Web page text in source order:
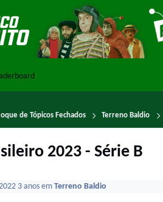
de Tópicos Fechados Terreno Baldio
2023 - Série B
3 anos em Terreno Baldio